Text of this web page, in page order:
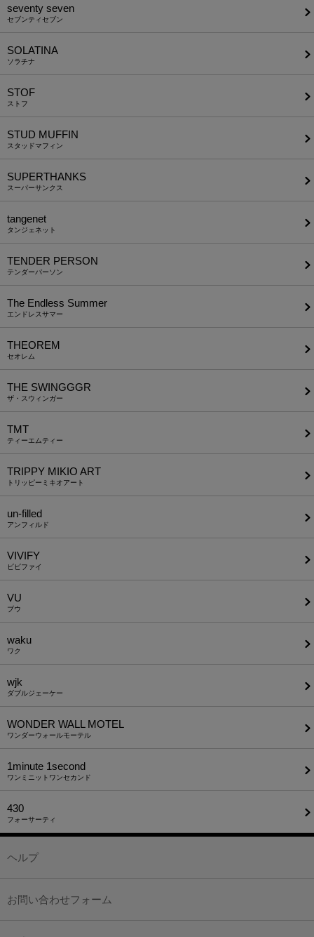
seventy seven
セブンティセブン
SOLATINA
ソラチナ
STOF
ストフ
STUD MUFFIN
スタッドマフィン
SUPERTHANKS
スーパーサンクス
tangenet
タンジェネット
TENDER PERSON
テンダーパーソン
The Endless Summer
エンドレスサマー
THEOREM
セオレム
THE SWINGGGR
ザ・スウィンガー
TMT
ティーエムティー
TRIPPY MIKIO ART
トリッピーミキオアート
un-filled
アンフィルド
VIVIFY
ビビファイ
VU
ブウ
waku
ワク
wjk
ダブルジェーケー
WONDER WALL MOTEL
ワンダーウォールモーテル
1minute​ 1second
ワンミニットワンセカンド
430
フォーサーティ
ヘルプ
お問い合わせフォーム